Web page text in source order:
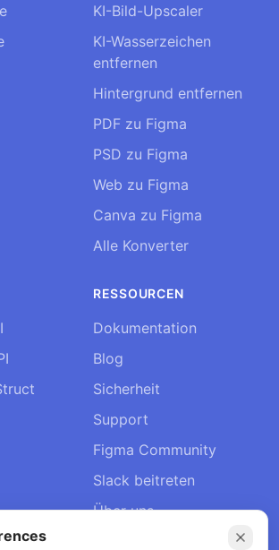
KI-Bild-Upscaler
KI-Wasserzeichen
entfernen
Hintergrund entfernen
PDF zu Figma
PSD zu Figma
Web zu Figma
Canva zu Figma
Alle Konverter
RESSOURCEN
Dokumentation
Blog
Sicherheit
Support
Figma Community
Slack beitreten
Über uns